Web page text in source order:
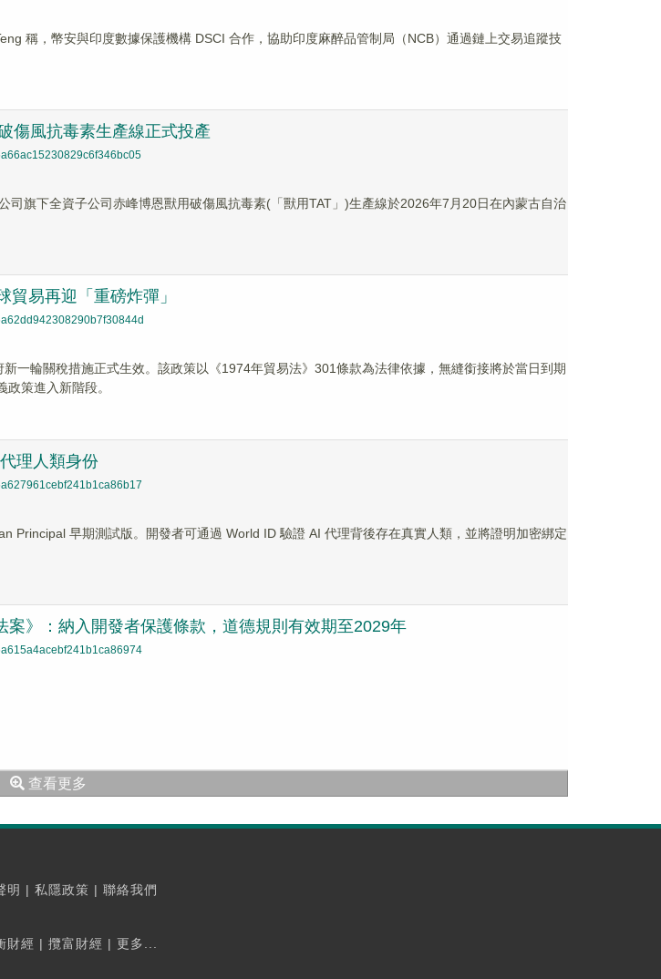
稱，幣安與印度數據保護機構 DSCI 合作，協助印度麻醉品管制局（NCB）通過鏈上交易追蹤技
傷風抗毒素生產線正式投產
司旗下全資子公司赤峰博恩獸用破傷風抗毒素(「獸用TAT」)生產線於2026年7月20日在內蒙古自治
易再迎「重磅炸彈」
一輪關稅措施正式生效。該政策以《1974年貿易法》301條款為法律依據，無縫銜接將於當日到期
策進入新階段。
理人類身份
Principal 早期測試版。開發者可通過 World ID 驗證 AI 代理背後存在真實人類，並將證明加密綁定
案》：納入開發者保護條款，道德規則有效期至2029年
查看更多
明 | 私隱政策 | 聯絡我們
財經 | 攬富財經 | 更多...